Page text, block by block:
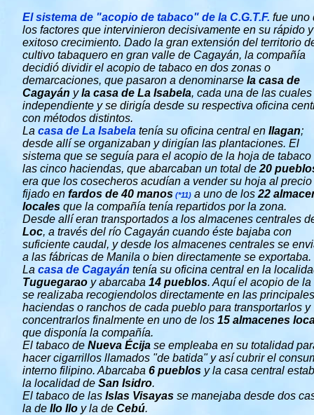
El sistema de "acopio de tabaco" de la C.G.T.F. fue uno
los factores que intervinieron decisivamente en su rápido y
exitoso crecimiento. Dado la gran extensión del territorio
cultivo tabaquero en gran valle de Cagayán, la compañía
decidió dividir el acopio de tabaco en dos zonas o
demarcaciones, que pasaron a denominarse la casa de
Cagayán yla casa de La Isabela, cada una de las cuales
independiente y se dirigía desde su respectiva oficina
con métodos distintos.
La casa de La Isabela tenía su oficina central en Ilagan;
desde allí se organizaban y dirigían las plantaciones. El
sistema que se seguía para el acopio de la hoja de tabaco
las cinco haciendas, que abarcaban un total de 20
era que los cosecheros acudían a vender su hoja al precio
fijado en fardos de 40 manos (*11) a uno de los 22
locales que la compañía tenía repartidos por la zona.
Desde allí eran transportados a los almacenes centrales
Loc, a través del río Cagayán cuando éste bajaba con
suficiente caudal, y desde los almacenes centrales se
a las fábricas de Manila o bien directamente se exportaba.
La casa de Cagayán tenía su oficina central en la
Tuguegarao y abarcaba 14 pueblos. Aquí el acopio de la
se realizaba recogiendolos directamente en las principales
haciendas o ranchos de cada pueblo para transportarlos y
concentrarlos finalmente en uno de los 15 almacenes
que disponía la compañía.
El tabaco de Nueva Écija se empleaba en su totalidad
hacer cigarrillos llamados "de batida" y así cubrir el
interno filipino. Abarcaba 6 pueblos y la casa central
la localidad de San Isidro.
El tabaco de las Islas Visayas se manejaba desde dos
la de Ilo Ilo y la de Cebú.